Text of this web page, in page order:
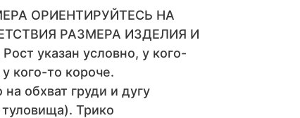
ОРИЕНТИРУЙТЕСЬ НА
РАЗМЕРА ИЗДЕЛИЯ И
указан условно, у кого-
кого-то короче.
обхват груди и дугу
Трико